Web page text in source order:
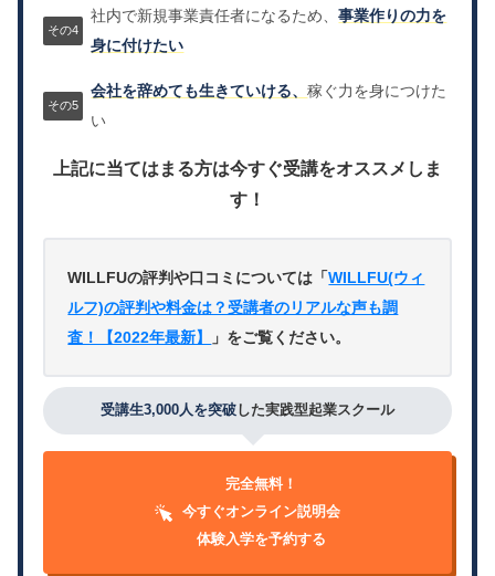
社内で新規事業責任者になるため、事業作りの力を
身に付けたい
会社を辞めても生きていける、稼ぐ力を身につけた
い
上記に当てはまる方は今すぐ受講をオススメしま
す！
WILLFUの評判や口コミについては「WILLFU(ウィ
ルフ)の評判や料金は？受講者のリアルな声も調
査！【2022年最新】
」をご覧ください。
受講生3,000人を突破 した実践型起業スクール
完全無料！
今すぐオンライン説明会
体験入学を予約する